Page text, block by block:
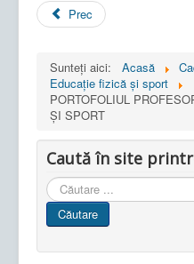
Prec
Sunteți aici: Acasă
Educație fizică și sport
PORTOFOLIUL
ŞI SPORT
Caută în site
Cauta
in
site
Căutare